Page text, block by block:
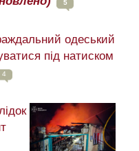
5
одеський
під натиском
4